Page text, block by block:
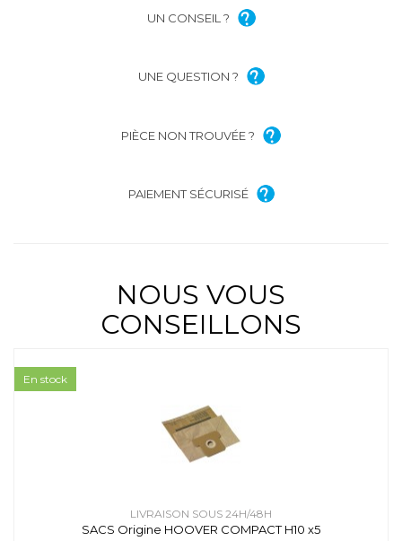
UN CONSEIL ?
UNE QUESTION ?
PIÈCE NON TROUVÉE ?
PAIEMENT SÉCURISÉ
NOUS VOUS
CONSEILLONS
LIVRAISON SOUS 24H/48H
SACS Origine HOOVER COMPACT H10 x5
En stock